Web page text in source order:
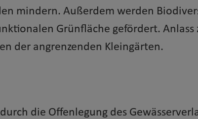
mindern. Außerdem werden
Grünfläche gefördert. Anlass
der angrenzenden Kleingärten.
die Offenlegung des